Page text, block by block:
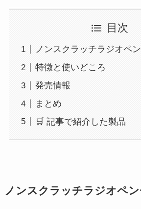
目次
ノンスクラッチラジオペ
特徴と使いどころ
発売情報
まとめ
🛒 記事で紹介した製品
ノンスクラッチラジオペン